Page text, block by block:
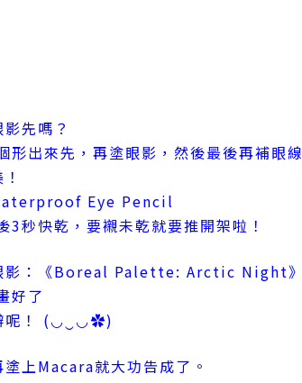
先嗎？
出來先，再塗眼影，然後最後再補眼線
Eye Pencil
秒快乾，要襯未乾就要推開架啦！
影：《Boreal Palette: Arctic Night》
好了
呢！ (◡‿◡✿)
上Macara就大功告成了。